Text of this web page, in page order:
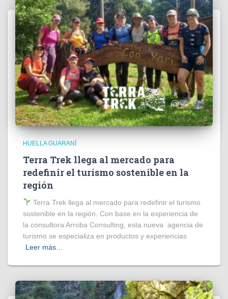
HUELLA GUARANÍ
Terra Trek llega al mercado para
redefinir el turismo sostenible en la
región
Terra Trek llega al mercado para redefinir el turismo
sostenible en la región. Con base en la experiencia de
la consultora Arroba Consulting, esta nueva agencia de
turismo se especializa en productos y experiencias
Leer más…